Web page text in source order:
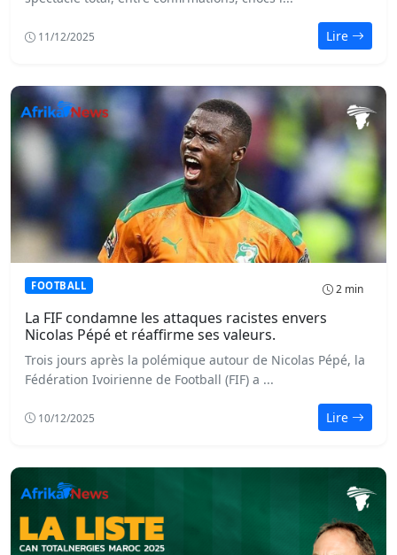
11/12/2025 Lire
FOOTBALL 2 min
La FIF condamne les attaques racistes envers
Nicolas Pépé et réaffirme ses valeurs.
Trois jours après la polémique autour de Nicolas Pépé, la
Fédération Ivoirienne de Football (FIF) a ...
10/12/2025 Lire